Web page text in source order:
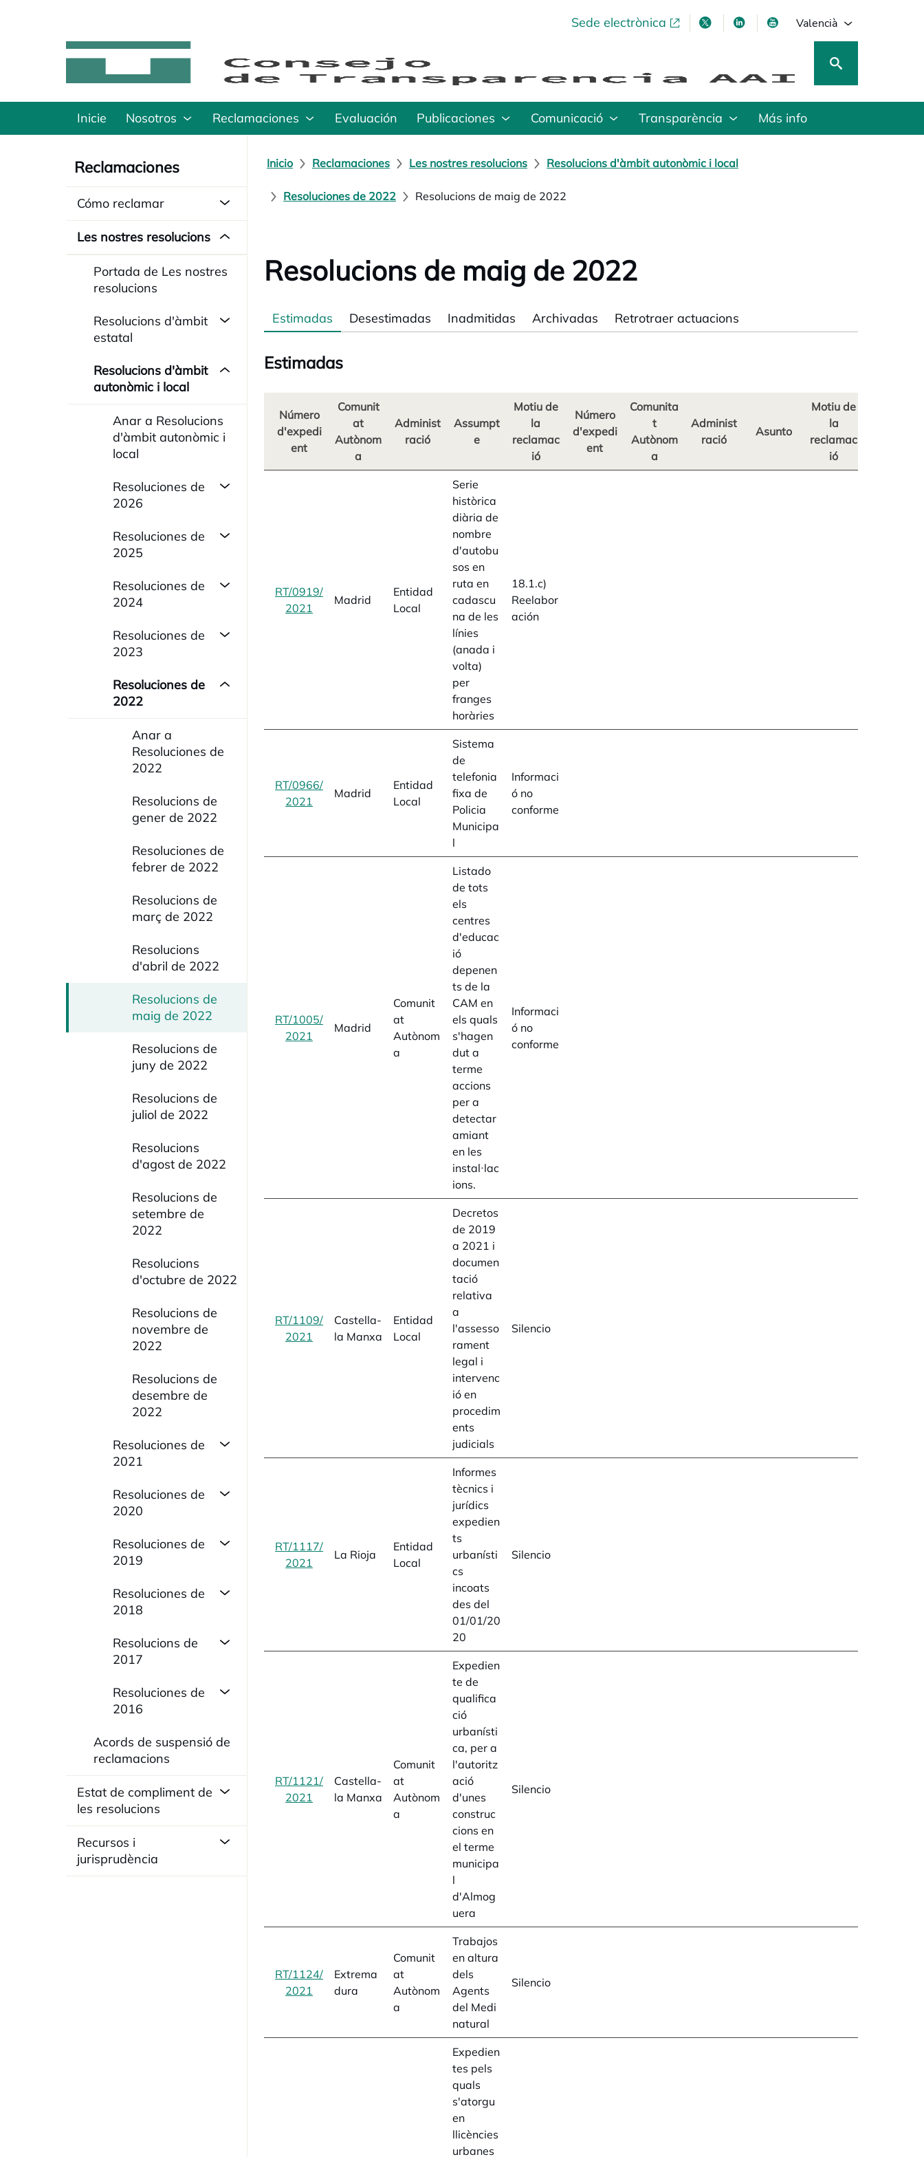
Sede electrònicaopens in a new tabopens in a new tab
opens in a new tab
opens in a new tab
Valencià
Inicie Nosotros Reclamaciones Evaluación Publicaciones Comunicació Transparència Más info
Reclamaciones
Cómo reclamar
Les nostres resolucions
Portada de Les nostres
resolucions
Resolucions d'àmbit
estatal
Resolucions d'àmbit
autonòmic i local
Anar a Resolucions
d'àmbit autonòmic i
local
Resoluciones de
2026
Resoluciones de
2025
Resoluciones de
2024
Resoluciones de
2023
Resoluciones de
2022
Anar a
Resoluciones de
2022
Resolucions de
gener de 2022
Resoluciones de
febrer de 2022
Resolucions de
març de 2022
Resolucions
d'abril de 2022
Resolucions de
maig de 2022
Resolucions de
juny de 2022
Resolucions de
juliol de 2022
Resolucions
d'agost de 2022
Resolucions de
setembre de
2022
Resolucions
d'octubre de 2022
Resolucions de
novembre de
2022
Resolucions de
desembre de
2022
Resoluciones de
2021
Resoluciones de
2020
Resoluciones de
2019
Resoluciones de
2018
Resolucions de
2017
Resoluciones de
2016
Acords de suspensió de
reclamacions
Estat de compliment de
les resolucions
Recursos i
jurisprudència
Inicio Reclamaciones Les nostres resolucions Resolucions d'àmbit autonòmic i local
Resoluciones de 2022 Resolucions de maig de 2022
Resolucions de maig de 2022
Estimadas Desestimadas Inadmitidas Archivadas Retrotraer actuacions
Estimadas
Número
d'expedi
ent
Comunit
at
Autònom
a
Administ
ració
Assumpt
e
Motiu de
la
reclamac
ió
Número
d'expedi
ent
Comunita
t
Autònom
a
Administ
ració
Asunto
Motiu de
la
reclamac
ió
RT/0919/
2021 opens in a new tab
Madrid
Entidad
Local
Serie
històrica
diària de
nombre
d'autobu
sos en
ruta en
cadascu
na de les
línies
(anada i
volta)
per
franges
horàries
18.1.c)
Reelabor
ación
RT/0966/
2021 opens in a new tab
Madrid
Entidad
Local
Sistema
de
telefonia
fixa de
Policia
Municipa
l
Informaci
ó no
conforme
RT/1005/
2021 opens in a new tab
Madrid
Comunit
at
Autònom
a
Listado
de tots
els
centres
d'educac
ió
depenen
ts de la
CAM en
els quals
s'hagen
dut a
terme
accions
per a
detectar
amiant
en les
instal·lac
ions.
Informaci
ó no
conforme
RT/1109/
2021 opens in a new tab
Castella-
la Manxa
Entidad
Local
Decretos
de 2019
a 2021 i
documen
tació
relativa
a
l'assesso
rament
legal i
intervenc
ió en
procedim
ents
judicials
Silencio
RT/1117/
2021 opens in a new tab
La Rioja
Entidad
Local
Informes
tècnics i
jurídics
expedien
ts
urbanísti
cs
incoats
des del
01/01/20
20
Silencio
RT/1121/
2021 opens in a new tab
Castella-
la Manxa
Comunit
at
Autònom
a
Expedien
te de
qualifica
ció
urbanísti
ca, per a
l'autoritz
ació
d'unes
construc
cions en
el terme
municipa
l
d'Almog
uera
Silencio
RT/1124/
2021 opens in a new tab
Extrema
dura
Comunit
at
Autònom
a
Trabajos
en altura
dels
Agents
del Medi
natural
Silencio
Expedien
tes pels
quals
s'atorgu
en
llicències
urbanes